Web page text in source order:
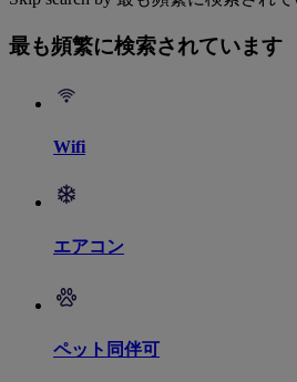
最も頻繁に検索されています
Wifi
エアコン
ペット同伴可